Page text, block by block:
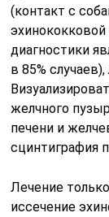
(контакт с
диагностики
в 85%
желчного
печени и
сцинтиграфия
Лечение
иссечение